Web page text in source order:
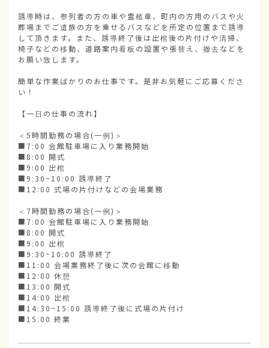
誘導時は、参列者の方の車や霊柩車、町内の方用のバスや火
葬場までご遺族の方を乗せるバスなどを所定の位置まで誘導
して頂きます。また、誘導終了後は出棺後の片付けや清掃、
椅子などの移動、道路案内看板の設置や張替え、撤去などを
お願い致します。
簡単な作業ばかりのお仕事です。是非お気軽にご応募くださ
い！
【一日の仕事の流れ】
＜5時間勤務の場合(一例)＞
■7:00 会館駐車場に入り業務開始
■8:00 開式
■9:00 出棺
■9:30~10:00 誘導終了
■12:00 式場の片付けなどの会場業務
＜7時間勤務の場合(一例)＞
■7:00 会館駐車場に入り業務開始
■8:00 開式
■9:00 出棺
■9:30~10:00 誘導終了
■11:00 会場業務終了後に次の会館に移動
■12:00 休憩
■13:00 開式
■14:00 出棺
■14:30~15:00 誘導終了後に式場の片付け
■15:00 終業